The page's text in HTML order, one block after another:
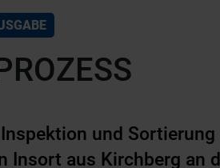
und
Insort aus Kirchberg an